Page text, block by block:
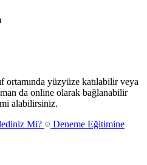
ortamında yüzyüze katılabilir veya
da online olarak bağlanabilir
alabilirsiniz.
Mi?
Deneme Eğitimine